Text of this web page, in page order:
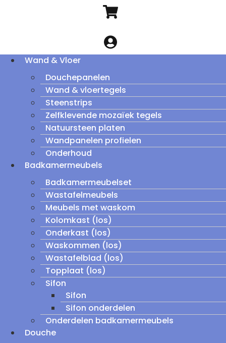
Wand & Vloer
Douchepanelen
Wand & vloertegels
Steenstrips
Zelfklevende mozaïek tegels
Natuursteen platen
Wandpanelen profielen
Onderhoud
Badkamermeubels
Badkamermeubelset
Wastafelmeubels
Meubels met waskom
Kolomkast (los)
Onderkast (los)
Waskommen (los)
Wastafelblad (los)
Topplaat (los)
Sifon
Sifon
Sifon onderdelen
Onderdelen badkamermeubels
Douche